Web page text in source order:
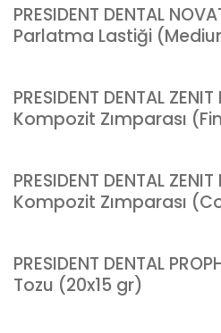
PRESIDENT DENTAL
Parlatma Lastiği
PRESIDENT DENTAL ZENIT
Kompozit Zımparası
PRESIDENT DENTAL ZENIT
Kompozit Zımparası
PRESIDENT DENTAL
Tozu (20x15 gr)